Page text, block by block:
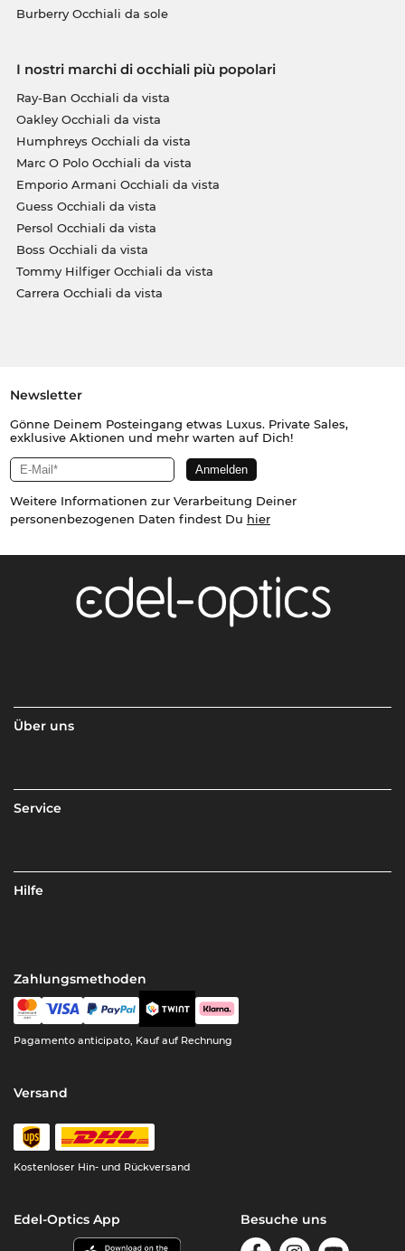
Burberry Occhiali da sole
I nostri marchi di occhiali più popolari
Ray-Ban Occhiali da vista
Oakley Occhiali da vista
Humphreys Occhiali da vista
Marc O Polo Occhiali da vista
Emporio Armani Occhiali da vista
Guess Occhiali da vista
Persol Occhiali da vista
Boss Occhiali da vista
Tommy Hilfiger Occhiali da vista
Carrera Occhiali da vista
Newsletter
Gönne Deinem Posteingang etwas Luxus. Private Sales,
exklusive Aktionen und mehr warten auf Dich!
Weitere Informationen zur Verarbeitung Deiner
personenbezogenen Daten findest Du hier
Über uns
Service
Hilfe
Zahlungsmethoden
Pagamento anticipato, Kauf auf Rechnung
Versand
Kostenloser Hin- und Rückversand
Edel-Optics App Besuche uns